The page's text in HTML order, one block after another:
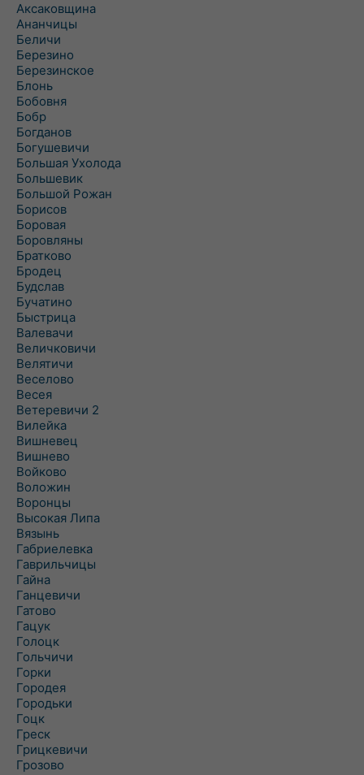
Аксаковщина
Ананчицы
Беличи
Березино
Березинское
Блонь
Бобовня
Бобр
Богданов
Богушевичи
Большая Ухолода
Большевик
Большой Рожан
Борисов
Боровая
Боровляны
Братково
Бродец
Будслав
Бучатино
Быстрица
Валевачи
Величковичи
Велятичи
Веселово
Весея
Ветеревичи 2
Вилейка
Вишневец
Вишнево
Войково
Воложин
Воронцы
Высокая Липа
Вязынь
Габриелевка
Гаврильчицы
Гайна
Ганцевичи
Гатово
Гацук
Голоцк
Гольчичи
Горки
Городея
Городьки
Гоцк
Греск
Грицкевичи
Грозово